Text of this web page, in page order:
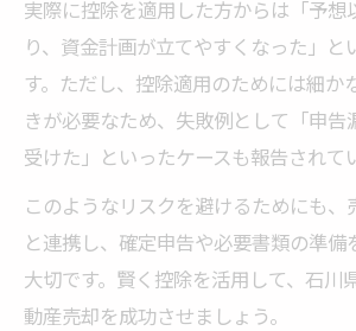
実際に控除を適用した方からは「予想
り、資金計画が立てやすくなった」と
す。ただし、控除適用のためには細か
きが必要なため、失敗例として「申告
受けた」といったケースも報告されて
このようなリスクを避けるためにも、
と連携し、確定申告や必要書類の準備
大切です。賢く控除を活用して、石川
動産売却を成功させましょう。